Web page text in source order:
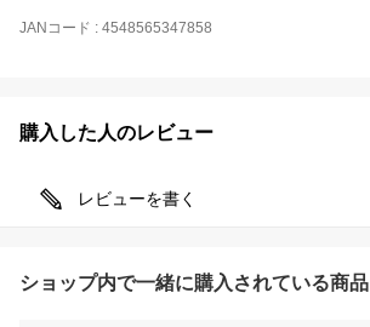
JANコード : 4548565347858
購入した人のレビュー
レビューを書く
ショップ内で一緒に購入されている商品